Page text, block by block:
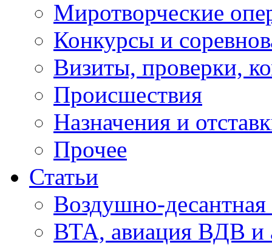
Миротворческие
Конкурсы и
Визиты, проверки,
Происшествия
Назначения и
Прочее
Статьи
Воздушно-десантная
ВТА, авиация ВДВ и